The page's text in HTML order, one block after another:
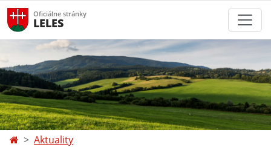
Oficiálne stránky
LELES
Aktuality